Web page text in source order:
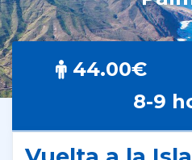
44.00€
8-9